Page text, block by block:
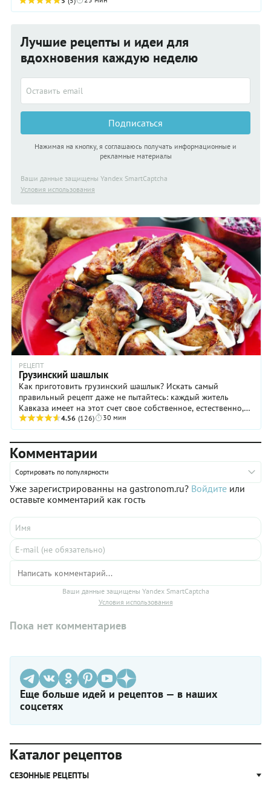
Лучшие рецепты и идеи для
вдохновения каждую неделю
Подписаться
Нажимая на кнопку, я соглашаюсь получать информационные и
рекламные материалы
Ваши данные защищены Yandex SmartCaptcha
Условия использования
РЕЦЕПТ
Грузинский шашлык
Как приготовить грузинский шашлык? Искать самый
правильный рецепт даже не пытайтесь: каждый житель
Кавказа имеет на этот счет свое собственное, естественно,
единственно возможное мнение. Мы же ...
4.56 (126) 30 мин
Комментарии
Сортировать по популярности
Уже зарегистрированны на gastronom.ru? Войдите или
оставьте комментарий как гость
Ваши данные защищены Yandex SmartCaptcha
Условия использования
Пока нет комментариев
Еще больше идей и рецептов — в наших
соцсетях
Каталог рецептов
СЕЗОННЫЕ РЕЦЕПТЫ